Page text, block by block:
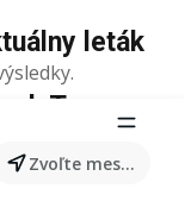
Zvoľte mesto
leták
Tesco